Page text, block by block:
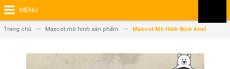
MENU
Trang chủ Mascot mô hình sản phẩm Mascot Mô Hình Bịch Ariel